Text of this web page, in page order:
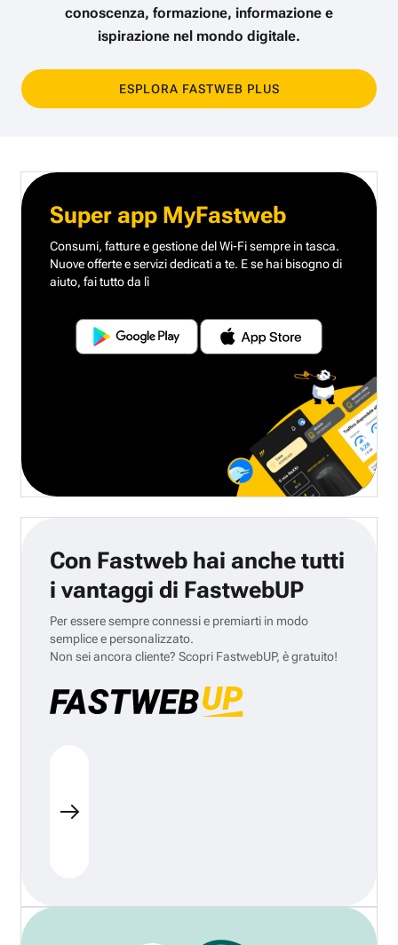
conoscenza, formazione, informazione e
ispirazione nel mondo digitale.
ESPLORA FASTWEB PLUS
Super app MyFastweb
Consumi, fatture e gestione del Wi-Fi sempre in tasca.
Nuove offerte e servizi dedicati a te. E se hai bisogno di
aiuto, fai tutto da lì
Con Fastweb hai anche tutti
i vantaggi di FastwebUP
Per essere sempre connessi e premiarti in modo
semplice e personalizzato.
Non sei ancora cliente? Scopri FastwebUP, è gratuito!